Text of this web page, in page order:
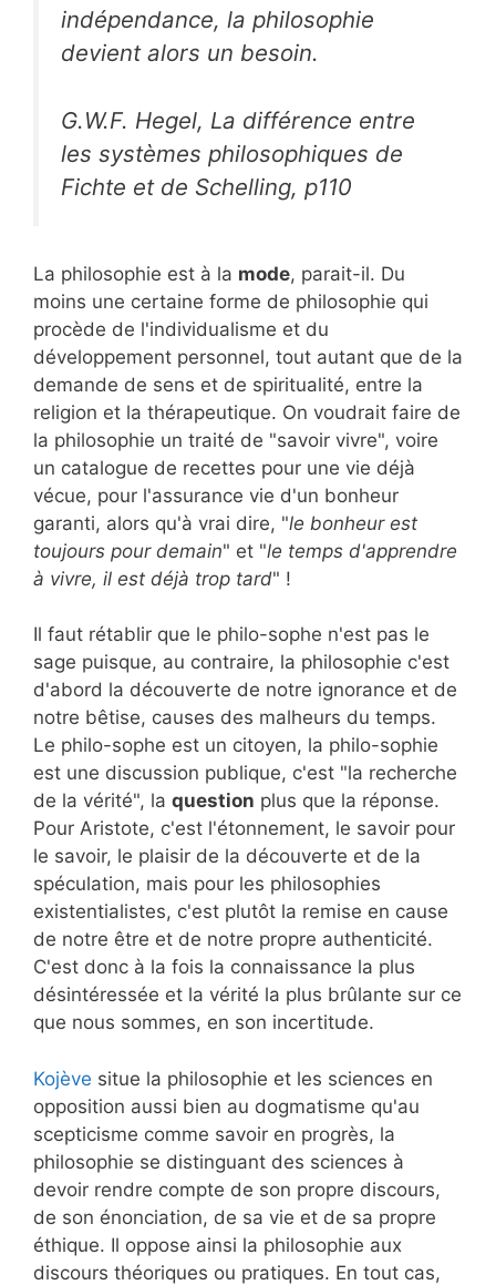
indépendance, la philosophie
devient alors un besoin.
G.W.F. Hegel, La différence entre
les systèmes philosophiques de
Fichte et de Schelling, p110
La philosophie est à la mode, parait-il. Du
moins une certaine forme de philosophie qui
procède de l'individualisme et du
développement personnel, tout autant que de la
demande de sens et de spiritualité, entre la
religion et la thérapeutique. On voudrait faire de
la philosophie un traité de "savoir vivre", voire
un catalogue de recettes pour une vie déjà
vécue, pour l'assurance vie d'un bonheur
garanti, alors qu'à vrai dire, "le bonheur est
toujours pour demain" et "le temps d'apprendre
à vivre, il est déjà trop tard" !
Il faut rétablir que le philo-sophe n'est pas le
sage puisque, au contraire, la philosophie c'est
d'abord la découverte de notre ignorance et de
notre bêtise, causes des malheurs du temps.
Le philo-sophe est un citoyen, la philo-sophie
est une discussion publique, c'est "la recherche
de la vérité", la question plus que la réponse.
Pour Aristote, c'est l'étonnement, le savoir pour
le savoir, le plaisir de la découverte et de la
spéculation, mais pour les philosophies
existentialistes, c'est plutôt la remise en cause
de notre être et de notre propre authenticité.
C'est donc à la fois la connaissance la plus
désintéressée et la vérité la plus brûlante sur ce
que nous sommes, en son incertitude.
Kojève situe la philosophie et les sciences en
opposition aussi bien au dogmatisme qu'au
scepticisme comme savoir en progrès, la
philosophie se distinguant des sciences à
devoir rendre compte de son propre discours,
de son énonciation, de sa vie et de sa propre
éthique. Il oppose ainsi la philosophie aux
discours théoriques ou pratiques. En tout cas,